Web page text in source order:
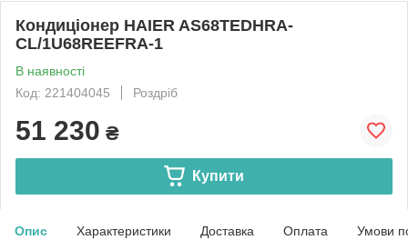
Кондиціонер HAIER AS68TEDHRA-
CL/1U68REEFRA-1
В наявності
Код: 221404045
Роздріб
51 230 ₴
Купити
Опис Характеристики Доставка Оплата Умови